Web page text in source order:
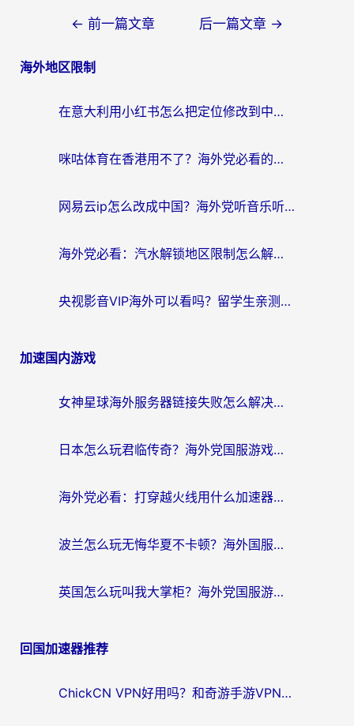
导
← 前一篇文章 后一篇文章 →
海外地区限制
在意大利用小红书怎么把定位修改到中国国内？3个实用技巧+1个靠谱工具帮你搞定
咪咕体育在香港用不了？海外党必看的回国加速器选择指南（附3个真实场景解决方案）
网易云ip怎么改成中国？海外党听音乐听书的无痛解决方案
海外党必看：汽水解锁地区限制怎么解除？3招解决国内影音&生活服务难题
央视影音VIP海外可以看吗？留学生亲测有效的回国加速器选择指南
加速国内游戏
女神星球海外服务器链接失败怎么解决？海外党国服游戏加速避坑指南
日本怎么玩君临传奇？海外党国服游戏加速避坑指南（附菲律宾欧洲玩家实测）
海外党必看：打穿越火线用什么加速器？解决延迟卡顿，还能玩奇妙拼图世界和第五人格
波兰怎么玩无悔华夏不卡顿？海外国服游戏加速器终极指南（附征途2萤火突击解决方案）
英国怎么玩叫我大掌柜？海外党国服游戏加速避坑指南（附实测推荐）
回国加速器推荐
ChickCN VPN好用吗？和奇游手游VPN对比哪个回国效果更好？海外党亲测实用指南